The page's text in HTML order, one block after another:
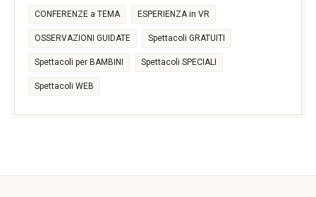
CONFERENZE a TEMA ESPERIENZA in VR
OSSERVAZIONI GUIDATE Spettacoli GRATUITI
Spettacoli per BAMBINI Spettacoli SPECIALI
Spettacoli WEB